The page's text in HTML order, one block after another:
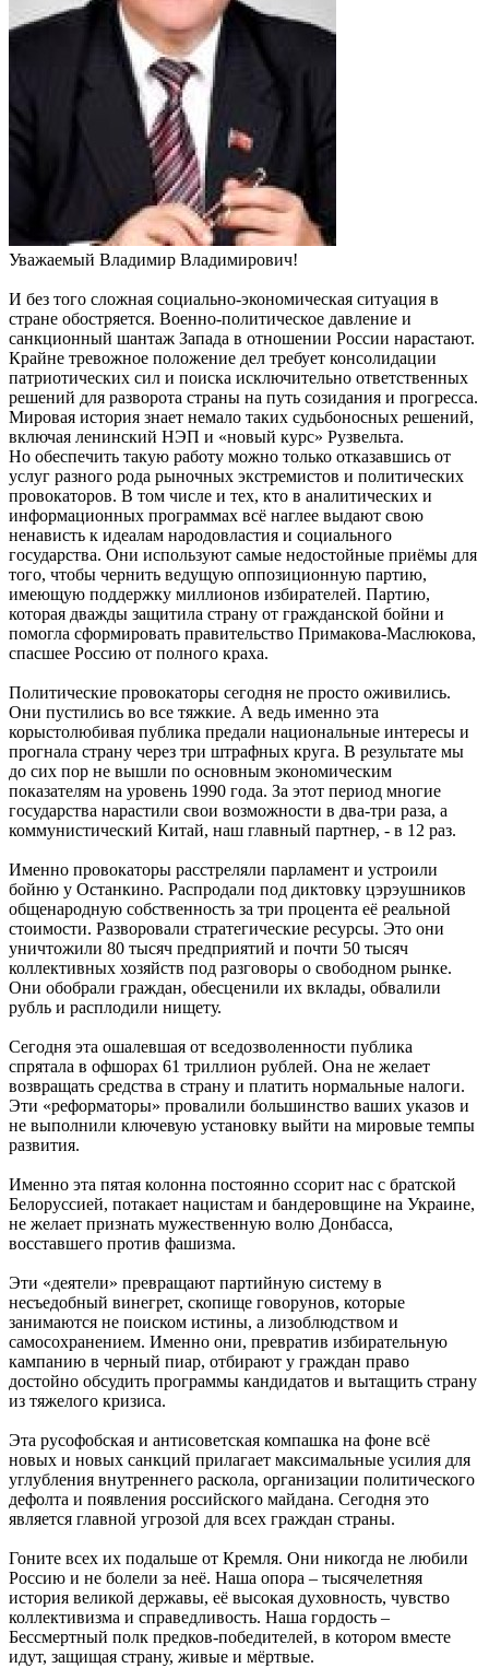
Уважаемый Владимир Владимирович!
И без того сложная социально-экономическая ситуация в
стране обостряется. Военно-политическое давление и
санкционный шантаж Запада в отношении России нарастают.
Крайне тревожное положение дел требует консолидации
патриотических сил и поиска исключительно ответственных
решений для разворота страны на путь созидания и прогресса.
Мировая история знает немало таких судьбоносных решений,
включая ленинский НЭП и «новый курс» Рузвельта.
Но обеспечить такую работу можно только отказавшись от
услуг разного рода рыночных экстремистов и политических
провокаторов. В том числе и тех, кто в аналитических и
информационных программах всё наглее выдают свою
ненависть к идеалам народовластия и социального
государства. Они используют самые недостойные приёмы для
того, чтобы чернить ведущую оппозиционную партию,
имеющую поддержку миллионов избирателей. Партию,
которая дважды защитила страну от гражданской бойни и
помогла сформировать правительство Примакова-Маслюкова,
спасшее Россию от полного краха.
Политические провокаторы сегодня не просто оживились.
Они пустились во все тяжкие. А ведь именно эта
корыстолюбивая публика предали национальные интересы и
прогнала страну через три штрафных круга. В результате мы
до сих пор не вышли по основным экономическим
показателям на уровень 1990 года. За этот период многие
государства нарастили свои возможности в два-три раза, а
коммунистический Китай, наш главный партнер, - в 12 раз.
Именно провокаторы расстреляли парламент и устроили
бойню у Останкино. Распродали под диктовку цэрэушников
общенародную собственность за три процента её реальной
стоимости. Разворовали стратегические ресурсы. Это они
уничтожили 80 тысяч предприятий и почти 50 тысяч
коллективных хозяйств под разговоры о свободном рынке.
Они обобрали граждан, обесценили их вклады, обвалили
рубль и расплодили нищету.
Сегодня эта ошалевшая от вседозволенности публика
спрятала в офшорах 61 триллион рублей. Она не желает
возвращать средства в страну и платить нормальные налоги.
Эти «реформаторы» провалили большинство ваших указов и
не выполнили ключевую установку выйти на мировые темпы
развития.
Именно эта пятая колонна постоянно ссорит нас с братской
Белоруссией, потакает нацистам и бандеровщине на Украине,
не желает признать мужественную волю Донбасса,
восставшего против фашизма.
Эти «деятели» превращают партийную систему в
несъедобный винегрет, скопище говорунов, которые
занимаются не поиском истины, а лизоблюдством и
самосохранением. Именно они, превратив избирательную
кампанию в черный пиар, отбирают у граждан право
достойно обсудить программы кандидатов и вытащить страну
из тяжелого кризиса.
Эта русофобская и антисоветская компашка на фоне всё
новых и новых санкций прилагает максимальные усилия для
углубления внутреннего раскола, организации политического
дефолта и появления российского майдана. Сегодня это
является главной угрозой для всех граждан страны.
Гоните всех их подальше от Кремля. Они никогда не любили
Россию и не болели за неё. Наша опора – тысячелетняя
история великой державы, её высокая духовность, чувство
коллективизма и справедливость. Наша гордость –
Бессмертный полк предков-победителей, в котором вместе
идут, защищая страну, живые и мёртвые.